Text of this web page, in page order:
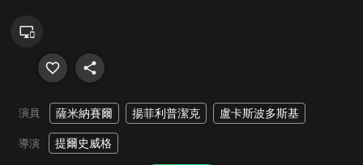
演員 薩米納賽爾 揚菲利普潔克 盧卡斯波多斯基
導演 提爾史威格